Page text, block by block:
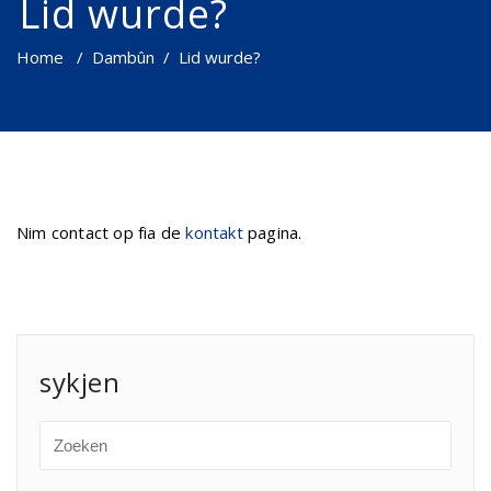
Lid wurde?
Home / Dambûn / Lid wurde?
Nim contact op fia dekontaktpagina.
sykjen